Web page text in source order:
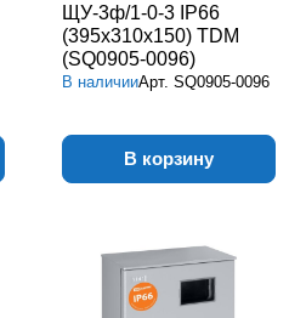
ЩУ-3ф/1-0-3 IP66
(395х310х150) TDM
(SQ0905-0096)
В наличииАрт. SQ0905-0096
В корзину